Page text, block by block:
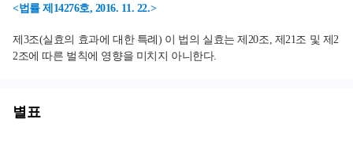
<법률 제14276호, 2016. 11. 22.>
제3조(실효의 효과에 대한 특례) 이 법의 실효는 제20조, 제21조 및 제2
2조에 따른 벌칙에 영향을 미치지 아니한다.
별표